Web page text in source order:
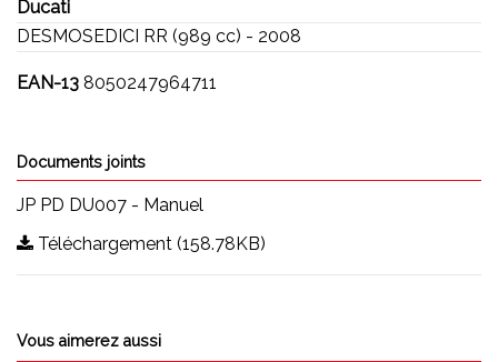
Ducati
DESMOSEDICI RR (989 cc) - 2008
EAN-13 8050247964711
Documents joints
JP PD DU007 - Manuel
Téléchargement (158.78KB)
Vous aimerez aussi